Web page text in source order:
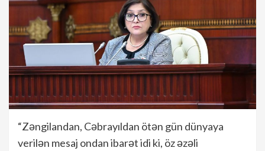
“Zəngilandan, Cəbrayıldan ötən gün dünyaya
verilən mesaj ondan ibarət idi ki, öz əzəli